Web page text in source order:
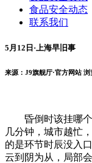
食品安全动态
联系我们
5月12日·上海早旧事
来源：J9旗舰厅·官方网站 浏
昏倒时该挂哪个
几分钟，城市越忙
的是环节时辰没入
云到阴为从，局部